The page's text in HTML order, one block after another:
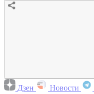
Дзен Новости